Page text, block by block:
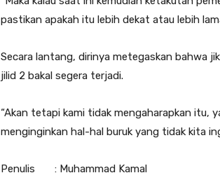
pastikan apakah itu lebih dekat atau lebih
Secara lantang, dirinya metegaskan bahwa
jilid 2 bakal segera terjadi.
“Akan tetapi kami tidak mengaharapkan itu,
menginginkan hal-hal buruk yang tidak kita
Penulis : Muhammad Kamal